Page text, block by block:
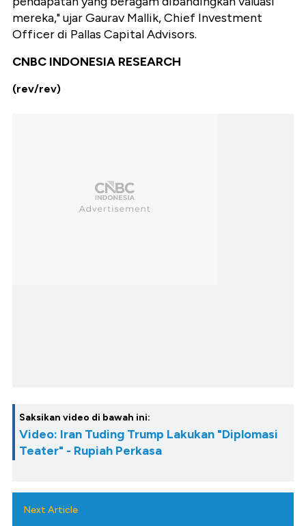
mereka," ujar Gaurav Mallik, Chief Investment
Officer di Pallas Capital Advisors.
CNBC INDONESIA RESEARCH
(rev/rev)
Saksikan video di bawah ini:
Video: Iran Tuding Trump Lakukan "Diplomasi
Teater" - Rupiah Perkasa
Next Article